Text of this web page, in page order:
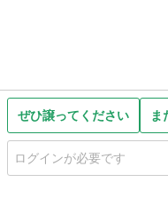
ぜひ譲ってください ま